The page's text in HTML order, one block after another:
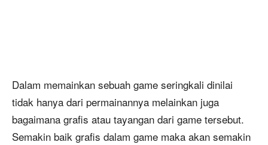
Dalam memainkan sebuah game seringkali dinilai
tidak hanya dari permainannya melainkan juga
bagaimana grafis atau tayangan dari game tersebut.
Semakin baik grafis dalam game maka akan semakin